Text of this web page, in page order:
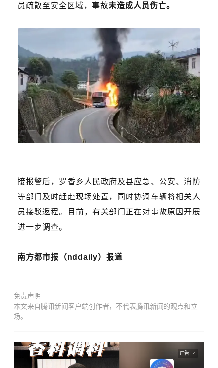
员疏散至安全区域，事故未造成人员伤亡。
接报警后，罗香乡人民政府及县应急、公安、消防
等部门及时赶赴现场处置，同时协调车辆将相关人
员接驳返程。目前，有关部门正在对事故原因开展
进一步调查。
南方都市报（nddaily）报道
免责声明
本文来自腾讯新闻客户端创作者，不代表腾讯新闻的观点和立
场。
广告